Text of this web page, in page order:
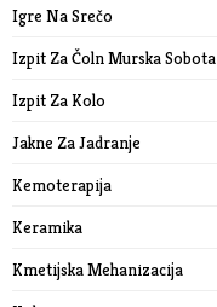
Igre Na Srečo
Izpit Za Čoln Murska Sobota
Izpit Za Kolo
Jakne Za Jadranje
Kemoterapija
Keramika
Kmetijska Mehanizacija